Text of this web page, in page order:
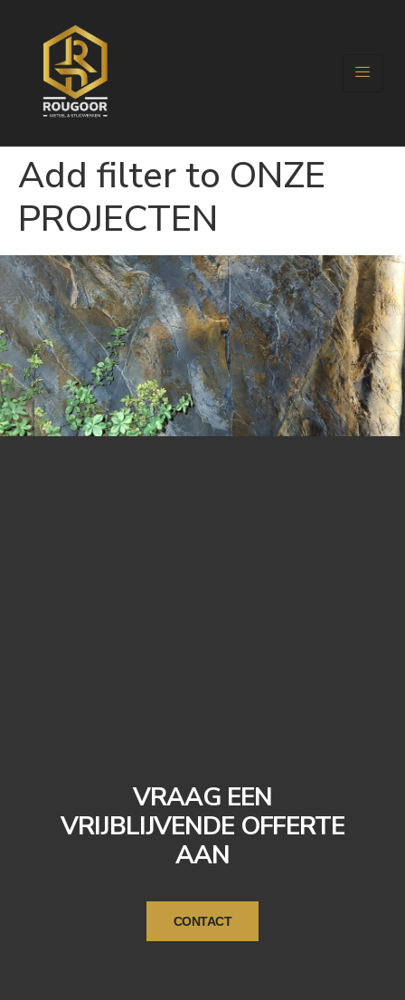
Add filter to ONZE
PROJECTEN
VRAAG EEN
VRIJBLIJVENDE OFFERTE
AAN
CONTACT